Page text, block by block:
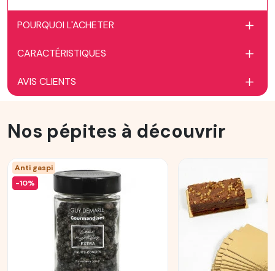
POURQUOI L'ACHETER
CARACTÉRISTIQUES
AVIS CLIENTS
Nos pépites à découvrir
Anti gaspi
-10%